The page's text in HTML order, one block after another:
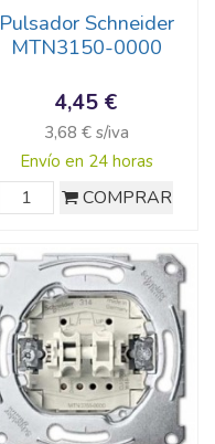
Pulsador Schneider
MTN3150-0000
4,45 €
3,68 € s/iva
Envío en 24 horas
COMPRAR